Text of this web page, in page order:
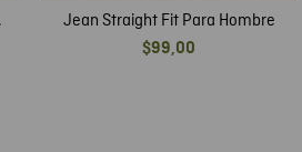
Jean Straight Fit Para Hombre
$99,00